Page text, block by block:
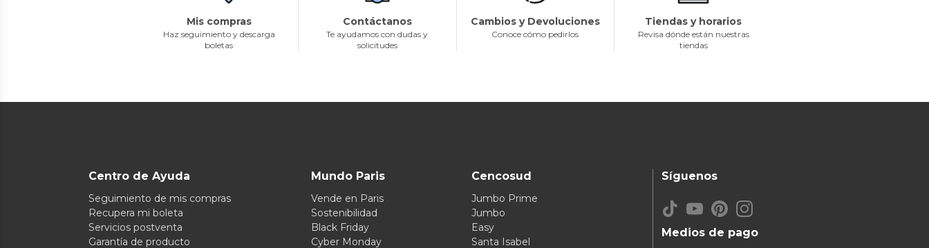
Mis compras
Haz seguimiento y descarga
boletas
Contáctanos
Te ayudamos con dudas y
solicitudes
Cambios y Devoluciones
Conoce cómo pedirlos
Tiendas y horarios
Revisa dónde están nuestras
tiendas
Centro de Ayuda
Seguimiento de mis compras
Recupera mi boleta
Servicios postventa
Garantía de producto
Mundo Paris
Vende en Paris
Sostenibilidad
Black Friday
Cyber Monday
Cencosud
Jumbo Prime
Jumbo
Easy
Santa Isabel
Medios de pago
Síguenos